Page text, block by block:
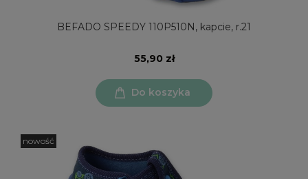
BEFADO SPEEDY 110P510N, kapcie, r.21
55,90 zł
Do koszyka
nowość